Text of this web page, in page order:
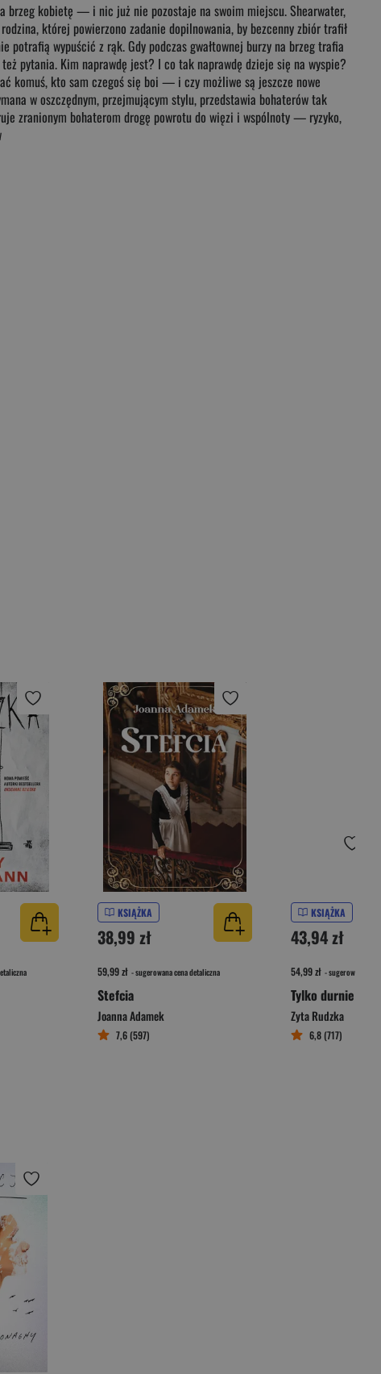
brzeg kobietę — i nic już nie pozostaje na swoim miejscu. Shearwater,
której powierzono zadanie dopilnowania, by bezcenny zbiór trafił
wypuścić z rąk. Gdy podczas gwałtownej burzy na brzeg trafia
pytania. Kim naprawdę jest? I co tak naprawdę dzieje się na wyspie?
komuś, kto sam czegoś się boi — i czy możliwe są jeszcze nowe
w oszczędnym, przejmującym stylu, przedstawia bohaterów tak
zranionym bohaterom drogę powrotu do więzi i wspólnoty — ryzyko,
KSIĄŻKA
38,99 zł
59,99 zł - sugerowana cena detaliczna
Stefcia
Joanna Adamek
7,6 (597)
KSIĄŻKA
43,94 zł
54,99 zł - sugerowana
Tylko durnie
Zyta Rudzka
6,8 (717)